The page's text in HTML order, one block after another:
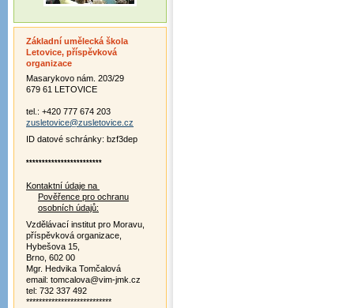
Základní umělecká škola
Letovice, příspěvková
organizace
Masarykovo nám. 203/29
679 61 LETOVICE
tel.: +420 777 674 203
zusletovice@zusletovice.cz
ID datové schránky: bzf3dep
************************
Kontaktní údaje na
Pověřence pro ochranu
osobních údajů:
Vzdělávací institut pro Moravu,
příspěvková organizace,
Hybešova 15,
Brno, 602 00
Mgr. Hedvika Tomčalová
email: tomcalova@vim-jmk.cz
tel: 732 337 492
***************************